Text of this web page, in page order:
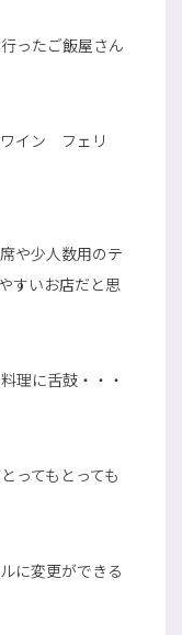
ったご飯屋さん
イン フェリ
や少人数用のテ
すいお店だと思
理に舌鼓・・・
ってもとっても
に変更ができる